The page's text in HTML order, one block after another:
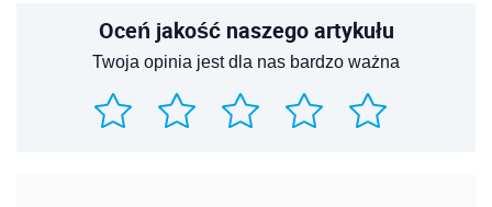
Oceń jakość naszego artykułu
Twoja opinia jest dla nas bardzo ważna